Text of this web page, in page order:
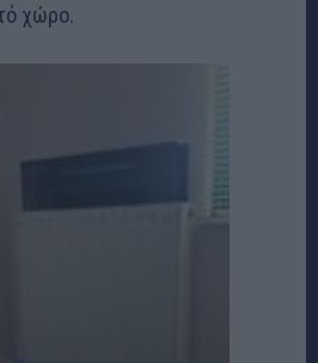
χώρο.